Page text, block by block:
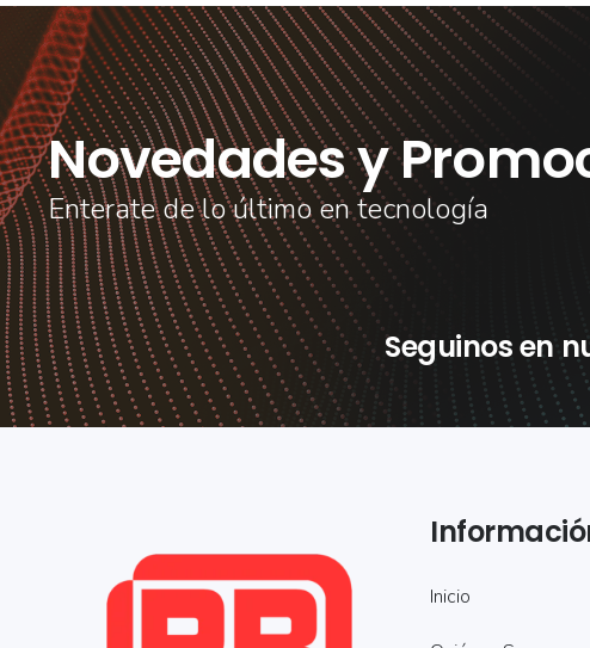
Novedades y
Enterate de lo último en tecnología
Seguinos en
Inicio